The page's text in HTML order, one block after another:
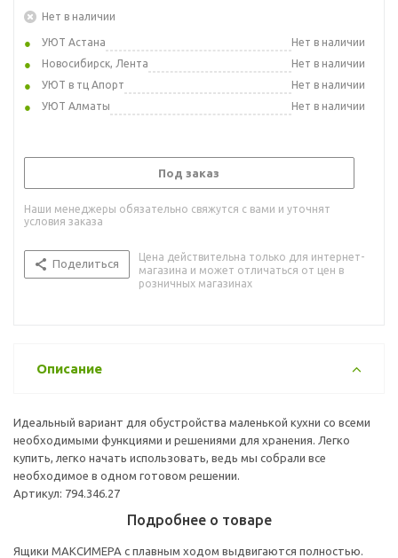
Нет в наличии
УЮТ Астана
Нет в наличии
Новосибирск, Лента
Нет в наличии
УЮТ в тц Апорт
Нет в наличии
УЮТ Алматы
Нет в наличии
Под заказ
Наши менеджеры обязательно свяжутся с вами и уточнят
условия заказа
Поделиться
Цена действительна только для интернет-
магазина и может отличаться от цен в
розничных магазинах
Описание
Идеальный вариант для обустройства маленькой кухни со всеми
необходимыми функциями и решениями для хранения. Легко
купить, легко начать использовать, ведь мы собрали все
необходимое в одном готовом решении.
Артикул: 794.346.27
Подробнее о товаре
Ящики МАКСИМЕРА с плавным ходом выдвигаются полностью.